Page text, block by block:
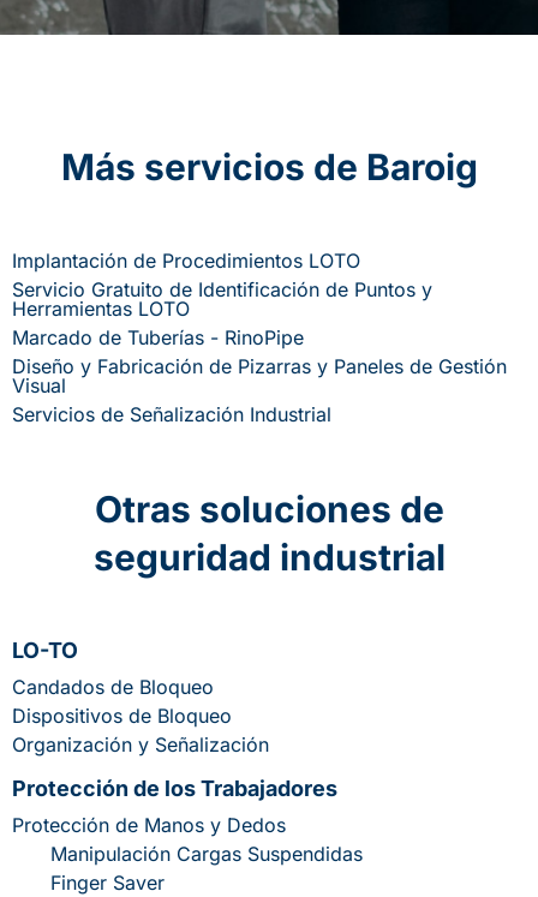
Más servicios de Baroig
Implantación de Procedimientos LOTO
Servicio Gratuito de Identificación de Puntos y
Herramientas LOTO
Marcado de Tuberías - RinoPipe
Diseño y Fabricación de Pizarras y Paneles de Gestión
Visual
Servicios de Señalización Industrial
Otras soluciones de
seguridad industrial
LO-TO
Candados de Bloqueo
Dispositivos de Bloqueo
Organización y Señalización
Protección de los Trabajadores
Protección de Manos y Dedos
Manipulación Cargas Suspendidas
Finger Saver